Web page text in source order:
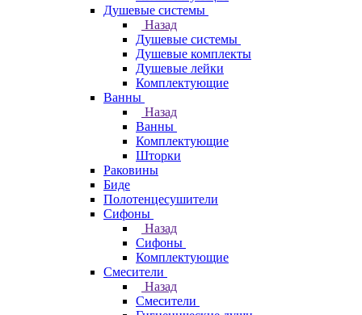
Душевые системы
Назад
Душевые системы
Душевые комплекты
Душевые лейки
Комплектующие
Ванны
Назад
Ванны
Комплектующие
Шторки
Раковины
Биде
Полотенцесушители
Сифоны
Назад
Сифоны
Комплектующие
Смесители
Назад
Смесители